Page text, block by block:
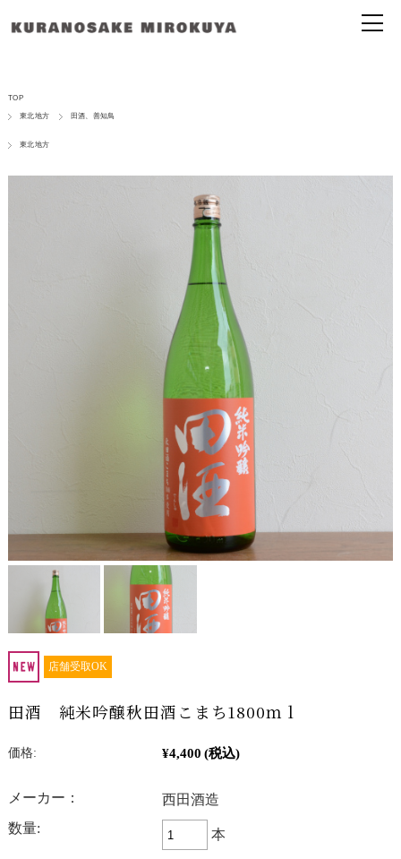
TOP
東北地方 田酒、善知鳥
東北地方
店舗受取OK
田酒 純米吟醸秋田酒こまち1800ｍｌ
価格: ¥4,400 (税込)
メーカー：
西田酒造
数量:
本